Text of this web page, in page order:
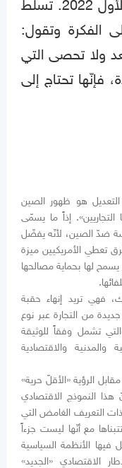
الأمريكي المنشورة في تشرين الأول 2022. تسلّط
الفكرة وتقول:
ولا تحصى التي
فإنّها تحتاج إلى
التعديل هو ظهور الصين
إذاً ما يسمّى
ضدّ الصين، لأنّه يفضّل
تعطي الأمريكيين ميزة
لها بحماية مصالحها
فهي تريد إنهاء حقبة
جديدة من التجارة عبر نوع
تشمل وفقاً للوثيقة
والمدنية والاقتصادية
الرؤية «الأقلّ حرية»
النموذج الاقتصادي
التعريف الغامض التي
مع أنّها ليست جزءاً
فيها الأنظمة السياسية
الاقتصادي «الجديد»